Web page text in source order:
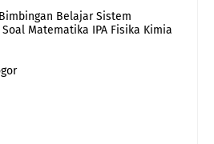
Belajar Sistem
Matematika IPA Fisika Kimia